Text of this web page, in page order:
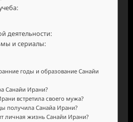
деятельности:
и сериалы:
годы и образование Санайи
Санайи Ирани?
встретила своего мужа?
получила Санайа Ирани?
личная жизнь Санайи Ирани?